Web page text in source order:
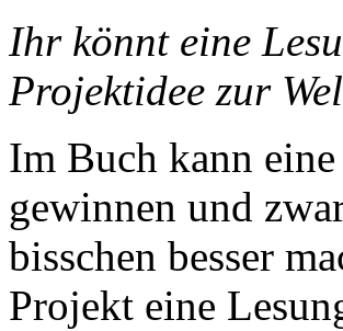
Ihr könnt eine
Projektidee zur
Im Buch kann
gewinnen und
bisschen besser
Projekt eine